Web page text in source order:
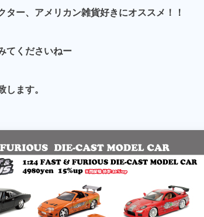
ター、アメリカン雑貨好きにオススメ！！
てくださいねー
します。